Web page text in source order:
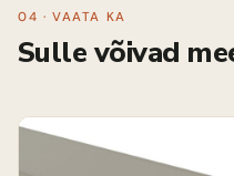
04 · VAATA KA
Sulle võivad